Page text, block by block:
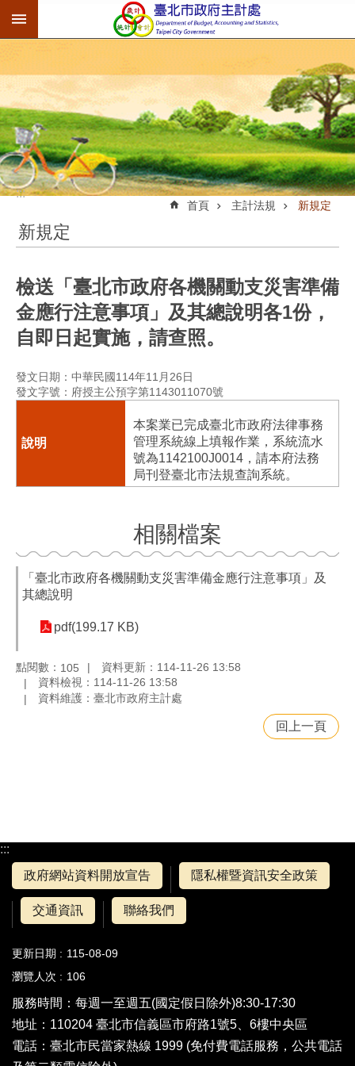
跳到主要內容區塊
:::
首頁 主計法規 新規定
新規定
檢送「臺北市政府各機關動支災害準備
金應行注意事項」及其總說明各1份，
自即日起實施，請查照。
發文日期：中華民國114年11月26日
發文字號：府授主公預字第1143011070號
本案業已完成臺北市政府法律事務
管理系統線上填報作業，系統流水
號為1142100J0014，請本府法務
局刊登臺北市法規查詢系統。
相關檔案
「臺北市政府各機關動支災害準備金應行注意事項」及
其總說明
pdf(199.17 KB)
點閱數： 105
資料更新：114-11-26 13:58
資料檢視：114-11-26 13:58
資料維護：臺北市政府主計處
回上一頁
:::
政府網站資料開放宣告
隱私權暨資訊安全政策
交通資訊 聯絡我們
更新日期
115-08-09
瀏覽人次
106
服務時間：每週一至週五(國定假日除外)8:30-17:30
地址：110204 臺北市信義區市府路1號5、6樓中央區
電話： 臺北市民當家熱線 1999 (免付費電話服務，公共電話